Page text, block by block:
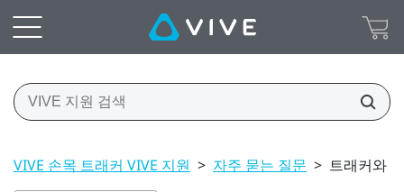
VIVE 손목 트래커 VIVE 지원 > 자주 묻는 질문 > 트래커와